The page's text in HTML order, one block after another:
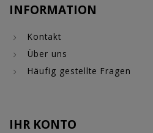
INFORMATION
Kontakt
Über uns
Häufig gestellte Fragen
IHR KONTO